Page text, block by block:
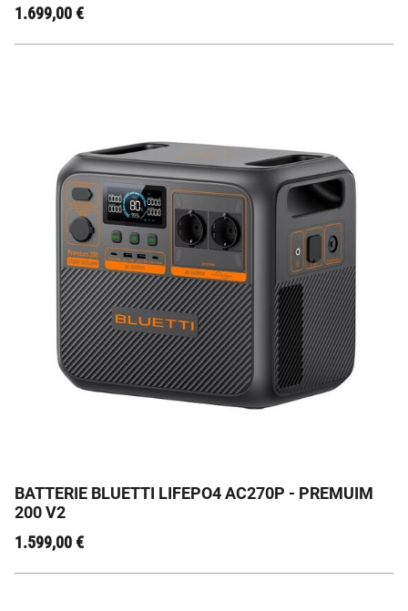
1.699,00€
AVEC UNE TELLE AUTONOMIE VOUS NE MANQUEREZ
BATTERIE BLUETTI LIFEPO4 AC270P - PREMUIM
200 V2
1.599,00€